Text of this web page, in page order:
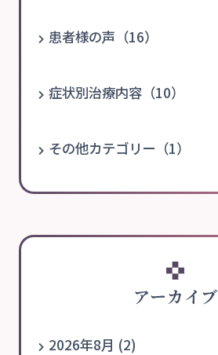
患者様の声（16）
症状別治療内容（10）
その他カテゴリー（1）
アーカイブ
2026年8月 (2)